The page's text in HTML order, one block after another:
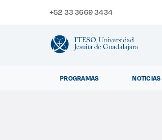
+52 33 3669 3434
PROGRAMAS NOTICIAS